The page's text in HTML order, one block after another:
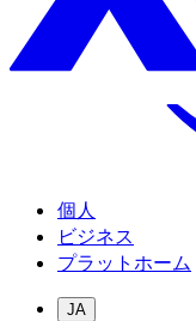
個人
ビジネス
プラットホーム
JA